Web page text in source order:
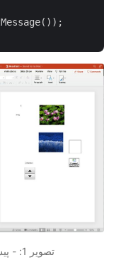
تصویر 1: - پیش نمایش تبدیل اکسل به پاورپوینت